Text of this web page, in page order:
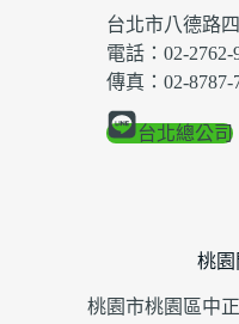
台北市八德路
電話：02-2762-
傳真：02-8787-
台北總公司
桃
桃園市桃園區中